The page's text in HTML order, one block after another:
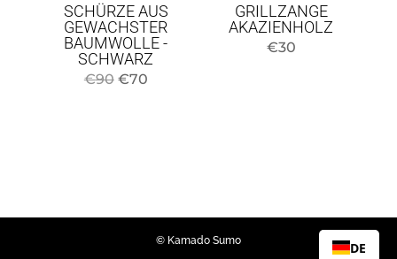
SCHÜRZE AUS
GEWACHSTER
BAUMWOLLE -
SCHWARZ
€90 Original
€70Current
GRILLZANGE
AKAZIENHOLZ
€30
© Kamado Sumo DE